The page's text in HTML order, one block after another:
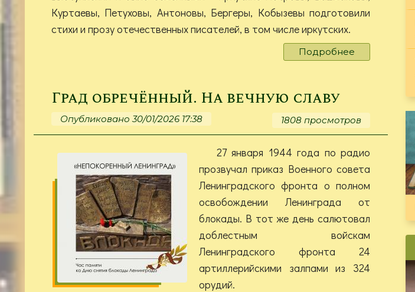
Куртаевы, Петуховы, Антоновы, Бергеры, Кобызевы подготовили
стихи и прозу отечественных писателей, в том числе иркутских.
Подробнее
«Веду
стихи…».
И
Град обречённый. На вечную славу
Опубликовано 30/01/2026 17:38 1808 просмотров
27 января 1944 года по радио
прозвучал приказ Военного совета
Ленинградского фронта о полном
освобождении Ленинграда от
блокады. В тот же день салютовал
доблестным войскам
Ленинградского фронта 24
артиллерийскими залпами из 324
орудий.